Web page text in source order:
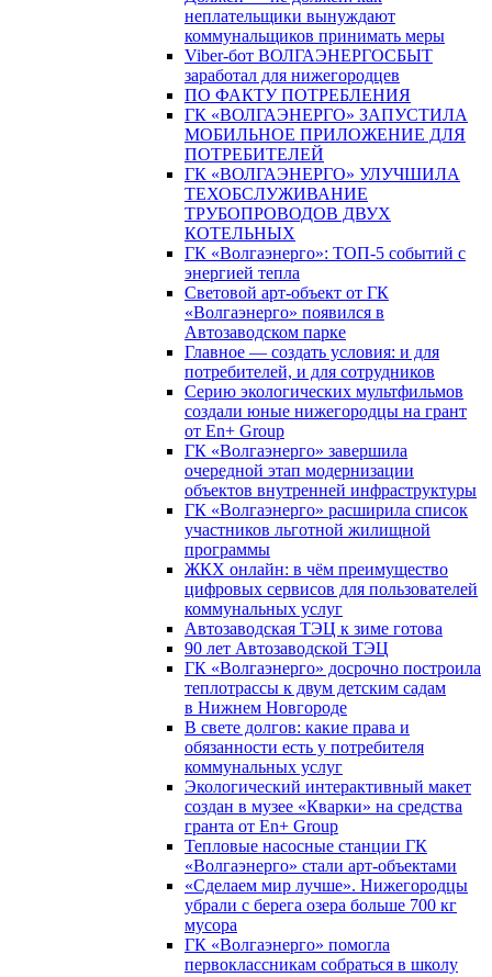
неплательщики вынуждают
коммунальщиков принимать меры
Viber-бот ВОЛГАЭНЕРГОСБЫТ
заработал для нижегородцев
ПО ФАКТУ ПОТРЕБЛЕНИЯ
ГК «ВОЛГАЭНЕРГО» ЗАПУСТИЛА
МОБИЛЬНОЕ ПРИЛОЖЕНИЕ ДЛЯ
ПОТРЕБИТЕЛЕЙ
ГК «ВОЛГАЭНЕРГО» УЛУЧШИЛА
ТЕХОБСЛУЖИВАНИЕ
ТРУБОПРОВОДОВ ДВУХ
КОТЕЛЬНЫХ
ГК «Волгаэнерго»: ТОП-5 событий с
энергией тепла
Световой арт-объект от ГК
«Волгаэнерго» появился в
Автозаводском парке
Главное — создать условия: и для
потребителей, и для сотрудников
Серию экологических мультфильмов
создали юные нижегородцы на грант
от En+ Group
ГК «Волгаэнерго» завершила
очередной этап модернизации
объектов внутренней инфраструктуры
ГК «Волгаэнерго» расширила список
участников льготной жилищной
программы
ЖКХ онлайн: в чём преимущество
цифровых сервисов для пользователей
коммунальных услуг
Автозаводская ТЭЦ к зиме готова
90 лет Автозаводской ТЭЦ
ГК «Волгаэнерго» досрочно построила
теплотрассы к двум детским садам
в Нижнем Новгороде
В свете долгов: какие права и
обязанности есть у потребителя
коммунальных услуг
Экологический интерактивный макет
создан в музее «Кварки» на средства
гранта от En+ Group
Тепловые насосные станции ГК
«Волгаэнерго» стали арт-объектами
«Сделаем мир лучше». Нижегородцы
убрали с берега озера больше 700 кг
мусора
ГК «Волгаэнерго» помогла
первоклассникам собраться в школу